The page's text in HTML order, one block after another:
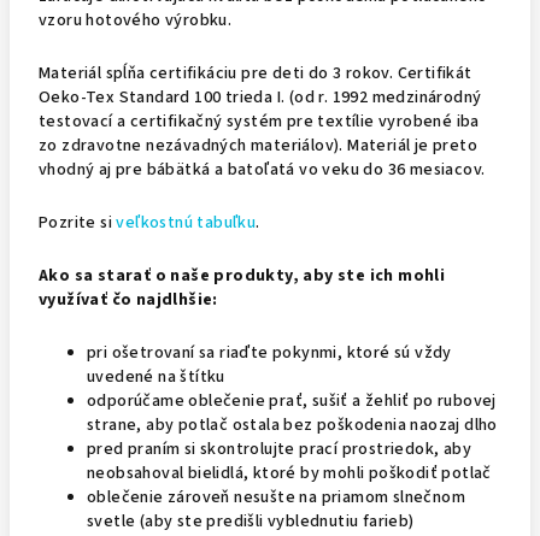
vzoru hotového výrobku.
Materiál spĺňa certifikáciu pre deti do 3 rokov. Certifikát
Oeko-Tex Standard 100 trieda I. (od r. 1992 medzinárodný
testovací a certifikačný systém pre textílie vyrobené iba
zo zdravotne nezávadných materiálov). Materiál je preto
vhodný aj pre bábätká a batoľatá vo veku do 36 mesiacov.
Pozrite siveľkostnú tabuľku.
Ako sa starať o naše produkty, aby ste ich mohli
využívať čo najdlhšie:
pri ošetrovaní sa riaďte pokynmi, ktoré sú vždy
uvedené na štítku
odporúčame oblečenie prať, sušiť a žehliť po rubovej
strane, aby potlač ostala bez poškodenia naozaj dlho
pred praním si skontrolujte prací prostriedok, aby
neobsahoval bielidlá, ktoré by mohli poškodiť potlač
oblečenie zároveň nesušte na priamom slnečnom
svetle (aby ste predišli vyblednutiu farieb)